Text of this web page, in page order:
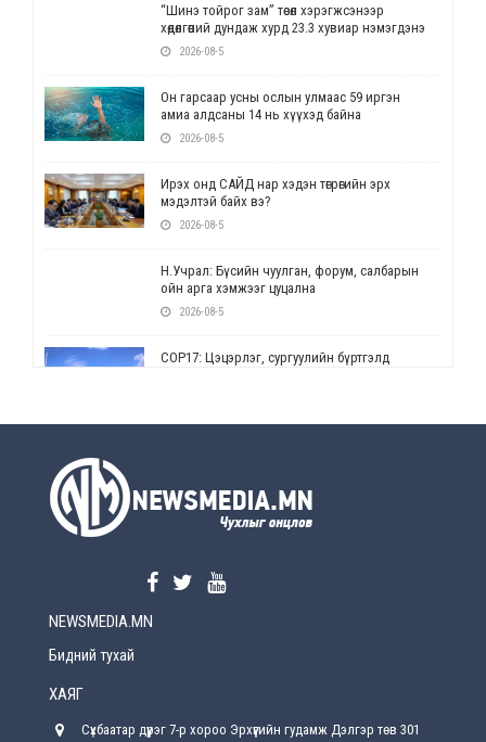
“Шинэ тойрог зам” төсөл хэрэгжсэнээр
хөдөлгөөний дундаж хурд 23.3 хувиар нэмэгдэнэ
2026-08-5
Он гарсаар усны ослын улмаас 59 иргэн
амиа алдсаны 14 нь хүүхэд байна
2026-08-5
Ирэх онд САЙД нар хэдэн төгрөгийн эрх
мэдэлтэй байх вэ?
2026-08-5
Н.Учрал: Бүсийн чуулган, форум, салбарын
ойн арга хэмжээг цуцална
2026-08-5
СОР17: Цэцэрлэг, сургуулийн бүртгэлд
2026-08-5
2026-08-5
хүрсэн өгөөжөөрөө ажлаа үнэлж, хэрэгжилтээ
NEWSMEDIA.MN
Бидний тухай
ХАЯГ
Сүхбаатар дүүрэг 7-р хороо Эрхүүгийн гудамж Дэлгэр төв 301